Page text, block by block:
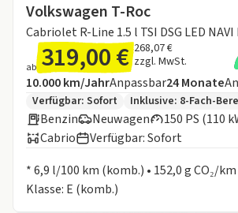
Volkswagen T-Roc
Cabriolet R-Line 1.5 l TSI DSG LED NAVI
ab 319,00 € 268,07 €
zzgl. MwSt.
Angebotsdetails:
Inklusive Laufleistung
10.000 km/JahrAnpassbarLaufzeit
24Monate
Zusätzliche Fahrzeuginformationen:
Verfügbar: Sofort Inklusive: 8-Fach-
Benzin Neuwagen 150 PS (110
Cabrio
Verfügbar: Sofort
* 6,9 l/100 km (komb.) • 152,0 g CO₂/
Klasse: E (komb.)